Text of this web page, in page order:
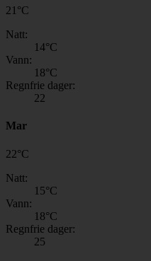
21 °C
Natt:
14°C
Vann:
18°C
Regnfrie dager:
22
Mar
22°C
Natt:
15°C
Vann:
18°C
Regnfrie dager:
25